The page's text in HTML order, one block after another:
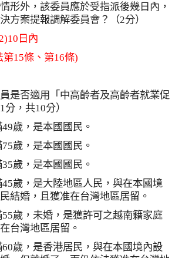
形外，該委員應於受指派後幾日內，
方案提報調解委員會？（2分）
日內
第15條、第16條)
是否適用「中高齡者及高齡者就業促
1分，共10分）
49歲，是本國國民。
75歲，是本國國民。
35歲，是本國國民。
45歲，是大陸地區人民，與在本國境
結婚，且獲准在台灣地區居留。
55歲，未婚，是獲許可之越南籍家庭
台灣地區居留。
60歲，是香港居民，與在本國境內設